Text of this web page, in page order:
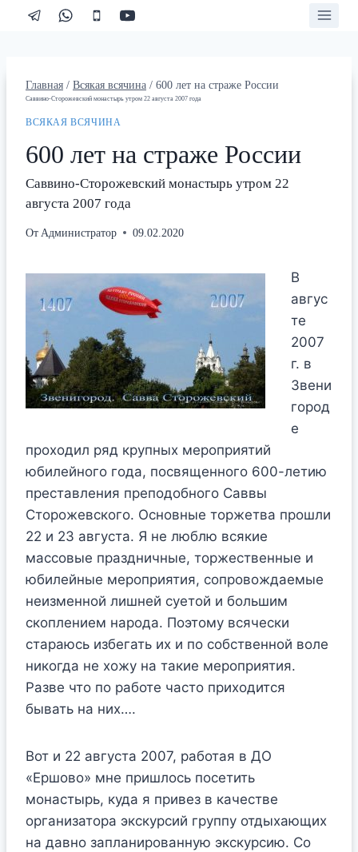
Перейти
Главная / Всякая всячина / 600 лет на страже России
Саввино-Сторожевский монастырь утром 22 августа 2007 года
ВСЯКАЯ ВСЯЧИНА
600 лет на страже России
Саввино-Сторожевский монастырь утром 22
августа 2007 года
От Администратор 09.02.2020
В
авгус
те
2007
г. в
Звени
город
е
проходил ряд крупных мероприятий
юбилейного года, посвященного 600-летию
преставления преподобного Саввы
Сторожевского. Основные торжетва прошли
22 и 23 августа. Я не люблю всякие
массовые праздничные, торжественные и
юбилейные мероприятия, сопровождаемые
неизменной лишней суетой и большим
скоплением народа. Поэтому всячески
стараюсь избегать их и по собственной воле
никогда не хожу на такие мероприятия.
Разве что по работе часто приходится
бывать на них….
Вот и 22 августа 2007, работая в ДО
«Ершово» мне пришлось посетить
монастырь, куда я привез в качестве
организатора экскурсий группу отдыхающих
на давно запланированную экскурсию. Со